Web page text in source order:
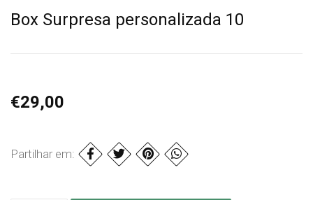
Box Surpresa personalizada 10
€29,00
Partilhar em: